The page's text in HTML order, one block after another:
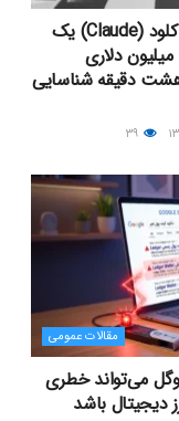
هوش مصنوعی کلود (Claude) یک
آسیب‌پذیری ۱۰۰ میلیون دلاری
دقیقه شناسایی
مقالات عمومی
می‌تواند خطری
دیجیتال باشد